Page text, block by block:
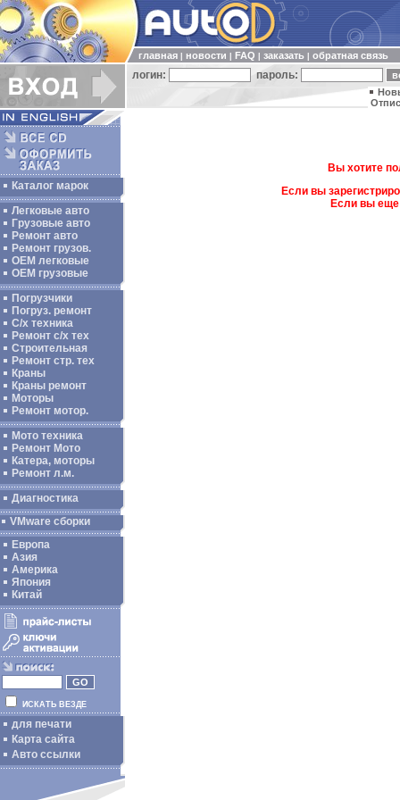
главная новости FAQ заказать обратная связь
логин: пароль:
Каталог марок
Легковые авто
Грузовые авто
Ремонт авто
Ремонт грузов.
ОЕМ легковые
OEM грузовые
Погрузчики
Погруз. ремонт
С/х техника
Ремонт с/х тех
Строительная
Ремонт стр. тех
Краны
Краны ремонт
Моторы
Ремонт мотор.
Мото техника
Ремонт Мото
Катера, моторы
Ремонт л.м.
Диагностика
VMware сборки
Европа
Азия
Америка
Япония
Китай
ИСКАТЬ ВЕЗДЕ
для печати
Карта сайта
Авто ссылки
Вы хотите
Если вы
Если вы еще